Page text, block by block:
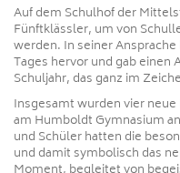
Auf dem Schulhof der
Fünftklässler, um von
werden. In seiner
Tages hervor und gab einen
Schuljahr, das ganz im
Insgesamt wurden vier
am Humboldt Gymnasium
und Schüler hatten die
und damit symbolisch das